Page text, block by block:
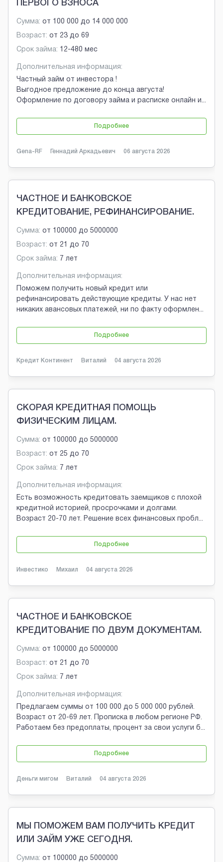
ПЕРВОГО ВЗНОСА
Сумма: от 100 000 до 14 000 000
Возраст: от 23 до 69
Срок займа: 12-480 мес
Дополнительная информация:
Частный займ от инвестора !
Выгодное предложение до конца августа!
Оформление по договору займа и расписке онлайн и...
Подробнее
Gena-RF Геннадий Аркадьевич 06 августа 2026
ЧАСТНОЕ И БАНКОВСКОЕ
КРЕДИТОВАНИЕ, РЕФИНАНСИРОВАНИЕ.
Сумма: от 100000 до 5000000
Возраст: от 21 до 70
Срок займа: 7 лет
Дополнительная информация:
Поможем получить новый кредит или
рефинансировать действующие кредиты. У нас нет
никаких авансовых платежей, ни по факту оформлен...
Подробнее
Кредит Континент Виталий 04 августа 2026
СКОРАЯ КРЕДИТНАЯ ПОМОЩЬ
ФИЗИЧЕСКИМ ЛИЦАМ.
Сумма: от 100000 до 5000000
Возраст: от 25 до 70
Срок займа: 7 лет
Дополнительная информация:
Есть возможность кредитовать заемщиков с плохой
кредитной историей, просрочками и долгами.
Возраст 20-70 лет. Решение всех финансовых пробл...
Подробнее
Инвестико Михаил 04 августа 2026
ЧАСТНОЕ И БАНКОВСКОЕ
КРЕДИТОВАНИЕ ПО ДВУМ ДОКУМЕНТАМ.
Сумма: от 100000 до 5000000
Возраст: от 21 до 70
Срок займа: 7 лет
Дополнительная информация:
Предлагаем суммы от 100 000 до 5 000 000 рублей.
Возраст от 20-69 лет. Прописка в любом регионе РФ.
Работаем без предоплаты, процент за свои услуги б...
Подробнее
Деньги мигом Виталий 04 августа 2026
МЫ ПОМОЖЕМ ВАМ ПОЛУЧИТЬ КРЕДИТ
ИЛИ ЗАЙМ УЖЕ СЕГОДНЯ.
Сумма: от 100000 до 5000000